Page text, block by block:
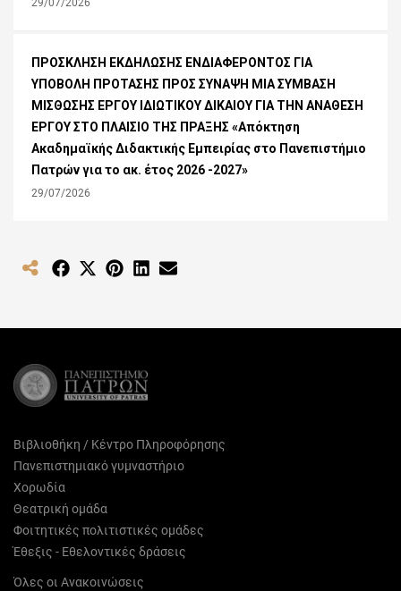
ΠΡΟΣΚΛΗΣΗ ΕΚΔΗΛΩΣΗΣ ΕΝΔΙΑΦΕΡΟΝΤΟΣ ΓΙΑ
ΥΠΟΒΟΛΗ ΠΡΟΤΑΣΗΣ ΠΡΟΣ ΣΥΝΑΨΗ ΜΙΑ ΣΥΜΒΑΣΗ
ΜΙΣΘΩΣΗΣ ΕΡΓΟΥ ΙΔΙΩΤΙΚΟΥ ΔΙΚΑΙΟΥ ΓΙΑ ΤΗΝ ΑΝΑΘΕΣΗ
ΕΡΓΟΥ ΣΤΟ ΠΛΑΙΣΙΟ ΤΗΣ ΠΡΑΞΗΣ «Απόκτηση
Ακαδημαϊκής Διδακτικής Εμπειρίας στο Πανεπιστήμιο
Πατρών για το ακ. έτος 2026 -2027»
29/07/2026
Share Share
(Twitter)
Share Share
Βιβλιοθήκη / Κέντρο Πληροφόρησης
Πανεπιστημιακό γυμναστήριο
Χορωδία
Θεατρική ομάδα
Φοιτητικές πολιτιστικές ομάδες
Έθεξις - Εθελοντικές δράσεις
Όλες οι Ανακοινώσεις